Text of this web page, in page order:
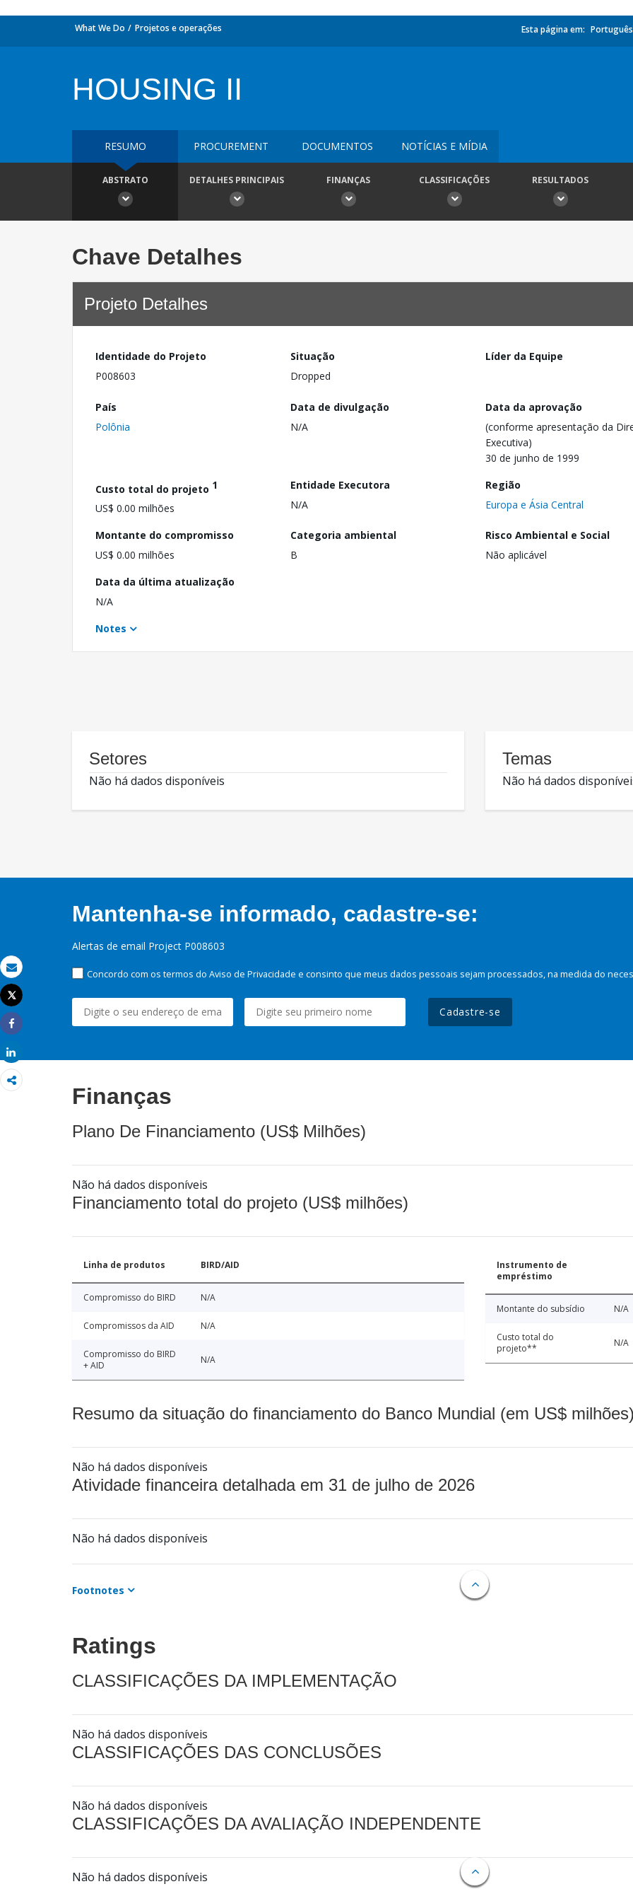
Email
Imprimir
Tweet
Share
What We Do Projetos e operações Esta página em: Português
HOUSING II
RESUMO PROCUREMENT DOCUMENTOS NOTÍCIAS E MÍDIA
ABSTRATO DETALHES PRINCIPAIS FINANÇAS CLASSIFICAÇÕES RESULTADOS
Chave Detalhes
Projeto Detalhes
Identidade do Projeto
P008603
Situação
Dropped
Líder da Equipe
País
Polônia
Data de divulgação
N/A
Data da aprovação
(conforme apresentação da
Executiva)
30 de junho de 1999
Custo total do projeto 1
US$ 0.00 milhões
Entidade Executora
N/A
Região
Europa e Ásia Central
Montante do compromisso
US$ 0.00 milhões
Categoria ambiental
B
Risco Ambiental e Social
Não aplicável
Data da última atualização
N/A
Notes
Setores
Não há dados disponíveis
Temas
Não há dados
Mantenha-se informado, cadastre-se:
Alertas de email Project P008603
Concordo com os termos do Aviso de Privacidade e consinto que meus dados pessoais sejam processados, na medida do
Cadastre-se
Finanças
Plano De Financiamento (US$ Milhões)
Não há dados disponíveis
Financiamento total do projeto (US$ milhões)
Linha de produtos BIRD/AID
Compromisso do BIRD N/A
Compromissos da AID N/A
Compromisso do BIRD
+ AID
N/A
Instrumento de
empréstimo
Montante do subsídio N/A
Custo total do
projeto**
N/A
Resumo da situação do financiamento do Banco Mundial (em US$
Não há dados disponíveis
Atividade financeira detalhada em 31 de julho de 2026
Não há dados disponíveis
Footnotes
Ratings
CLASSIFICAÇÕES DA IMPLEMENTAÇÃO
Não há dados disponíveis
CLASSIFICAÇÕES DAS CONCLUSÕES
Não há dados disponíveis
CLASSIFICAÇÕES DA AVALIAÇÃO INDEPENDENTE
Não há dados disponíveis